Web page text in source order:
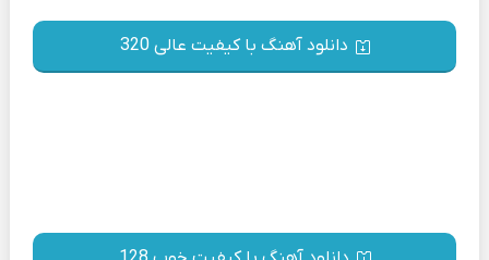
دانلود آهنگ با کیفیت عالی 320